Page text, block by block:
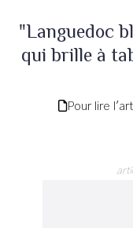
"Languedoc
qui brille à
Pour lire